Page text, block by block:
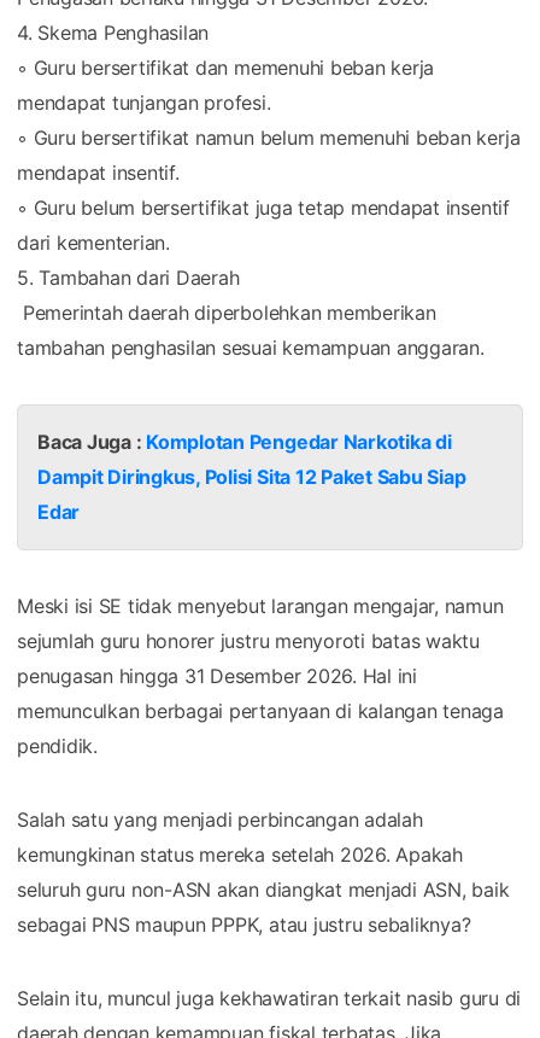
4. Skema Penghasilan
◦ Guru bersertifikat dan memenuhi beban kerja
mendapat tunjangan profesi.
◦ Guru bersertifikat namun belum memenuhi beban kerja
mendapat insentif.
◦ Guru belum bersertifikat juga tetap mendapat insentif
dari kementerian.
5. Tambahan dari Daerah
Pemerintah daerah diperbolehkan memberikan
tambahan penghasilan sesuai kemampuan anggaran.
Baca Juga : Komplotan Pengedar Narkotika di
Dampit Diringkus, Polisi Sita 12 Paket Sabu Siap
Edar
Meski isi SE tidak menyebut larangan mengajar, namun
sejumlah guru honorer justru menyoroti batas waktu
penugasan hingga 31 Desember 2026. Hal ini
memunculkan berbagai pertanyaan di kalangan tenaga
pendidik.
Salah satu yang menjadi perbincangan adalah
kemungkinan status mereka setelah 2026. Apakah
seluruh guru non-ASN akan diangkat menjadi ASN, baik
sebagai PNS maupun PPPK, atau justru sebaliknya?
Selain itu, muncul juga kekhawatiran terkait nasib guru di